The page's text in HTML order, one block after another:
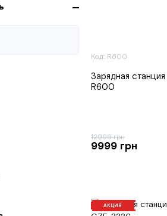
Код: R600
Зарядная
R600
12999 грн
9999 грн
АКЦИЯ